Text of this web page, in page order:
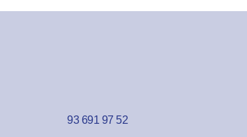
93 691 97 52